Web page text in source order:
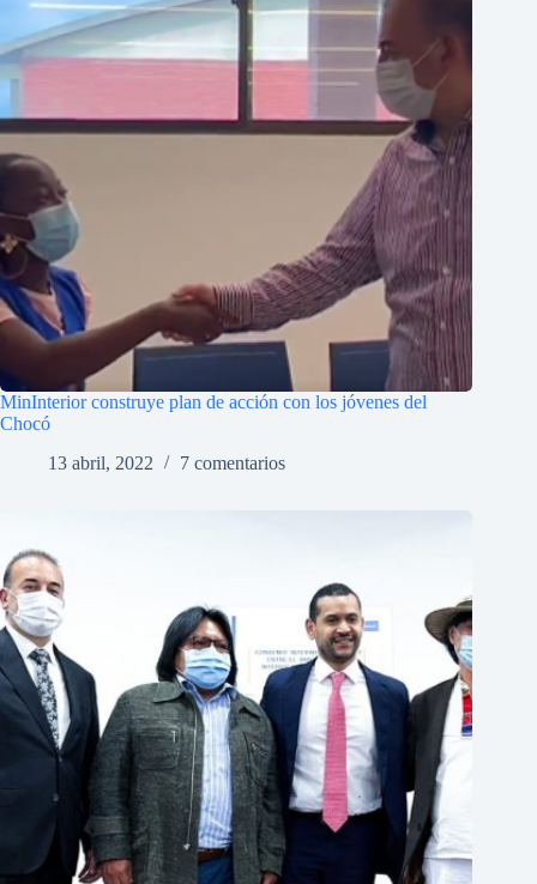
MinInterior construye plan de acción con los jóvenes del
Chocó
13 abril, 2022
7 comentarios